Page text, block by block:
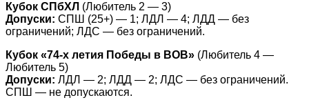
Кубок СПбХЛ (Любитель 2 — 3)
Допуски: СПШ (25+) — 1; ЛДЛ — 4; ЛДД — без
ограничений; ЛДС — без ограничений.
Кубок «74-х летия Победы в ВОВ» (Любитель 4 —
Любитель 5)
Допуски: ЛДЛ — 2; ЛДД — 2; ЛДС — без ограничений.
СПШ — не допускаются.